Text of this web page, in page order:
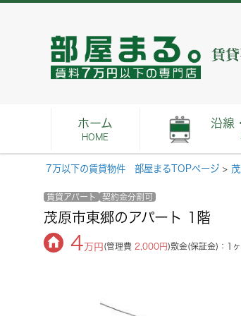
ホーム
HOME
沿線
7万以下の賃貸物件 部屋まるTOPページ >
賃貸アパート 契約金分割可
茂原市東郷のアパート 1階
4 万円 (管理費 2,000円)敷金(保証金)：1